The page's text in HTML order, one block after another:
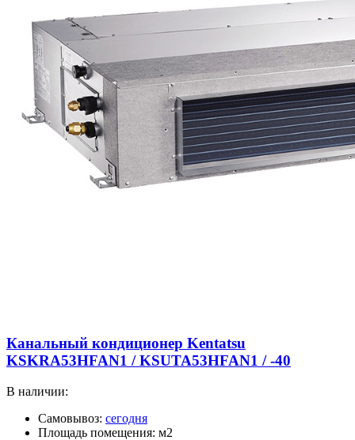
Канальный кондиционер Kentatsu
KSKRA53HFAN1 / KSUTA53HFAN1 / -40
В наличии:
Самовывоз: сегодня
Площадь помещения: м2